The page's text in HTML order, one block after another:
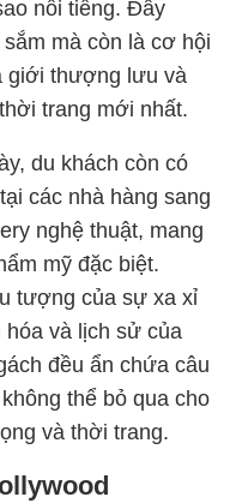
nổi tiếng. Đây
mà còn là cơ hội
giới thượng lưu và
trang mới nhất.
du khách còn có
các nhà hàng sang
nghệ thuật, mang
mỹ đặc biệt.
tượng của sự xa xỉ
hóa và lịch sử của
đều ẩn chứa câu
thể bỏ qua cho
và thời trang.